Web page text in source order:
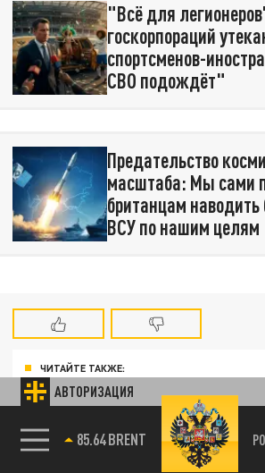
АВТОРИЗАЦИЯ
85.64 BRENT
"Всё для
госкорпораций
спортсменов-
СВО подождёт"
Предательство
масштаба: Мы сами
британцам наводить
ВСУ по нашим целям
ЧИТАЙТЕ ТАКЖЕ:
Технофашисты XXI века
Оплеуха Маску. "Пора снять белые перчатки":